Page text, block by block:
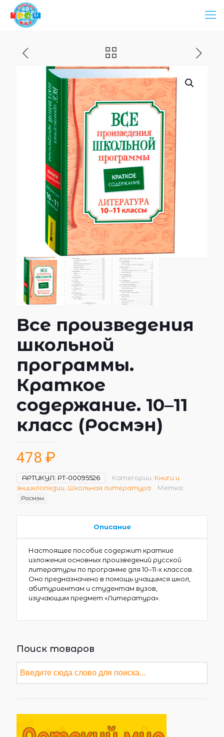
Все произведения
школьной
программы.
Краткое
содержание. 10–11
класс (Росмэн)
478 ₽
АРТИКУЛ: РТ-00095526 Категории: Книги и
энциклопедии Школьная литература Метка:
Росмэн
Описание
Настоящее пособие содержит краткие
изложения основных произведений русской
литературы по программе для 10–11-х классов.
Оно предназначено в помощь учащимся школ,
абитуриентам и студентам вузов,
изучающим предмет «Литература».
Поиск товаров